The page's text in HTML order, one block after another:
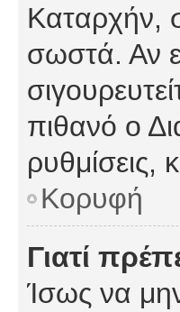
Καταρχήν,
σωστά. Αν
πιθανό ο
ρυθμίσεις,
Κορυφή
Γιατί
Ίσως να μην